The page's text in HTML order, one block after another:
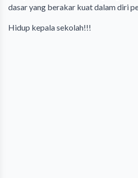
dasar yang berakar kuat dalam diri
Hidup kepala sekolah!!!